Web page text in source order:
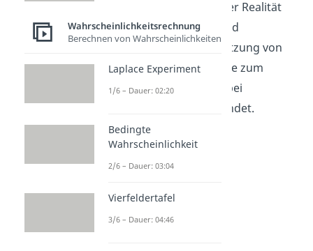
definiert ist. Sie findet in der Realität
selten Anwendung und wird
hauptsächlich für die Schätzung von
Verteilungsparametern, wie zum
Beispiel derVarianz
, und bei
Hypothesentests
angewendet.
Wahrscheinlichkeitsrechnung
Berechnen von Wahrscheinlichkeiten
Laplace Experiment
1/6 – Dauer: 02:20
Bedingte
Wahrscheinlichkeit
2/6 – Dauer: 03:04
Vierfeldertafel
3/6 – Dauer: 04:46